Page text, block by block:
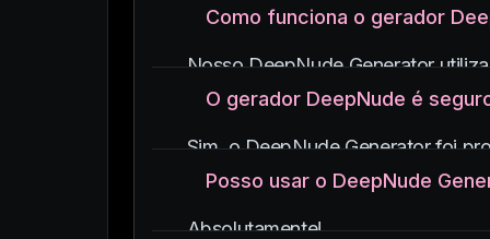
aprendizado de máquina.
Como funciona o gerador
Nosso DeepNude Generator
imagens.
O gerador DeepNude é
Sim, o DeepNude Generator foi
Seguimos diretrizes éticas
Posso usar o DeepNude
Absolutamente!